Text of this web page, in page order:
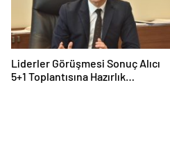
Liderler Görüşmesi Sonuç Alıcı
5+1 Toplantısına Hazırlık